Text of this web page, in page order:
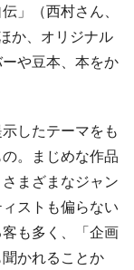
」（西村さん、
か、オリジナル
や豆本、本をか
したテーマをも
。まじめな作品
まざまなジャン
ストも偏らない
も多く、「企画
かれることか